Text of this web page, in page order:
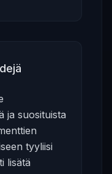
ja suosituista
tyyliisi
lisätä